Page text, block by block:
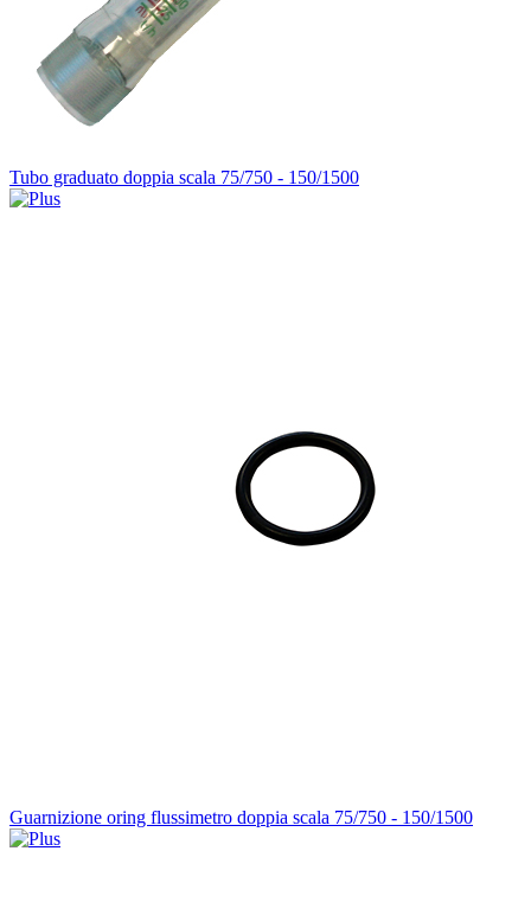
Tubo graduato doppia scala 75/750 - 150/1500
Guarnizione oring flussimetro doppia scala 75/750 - 150/1500